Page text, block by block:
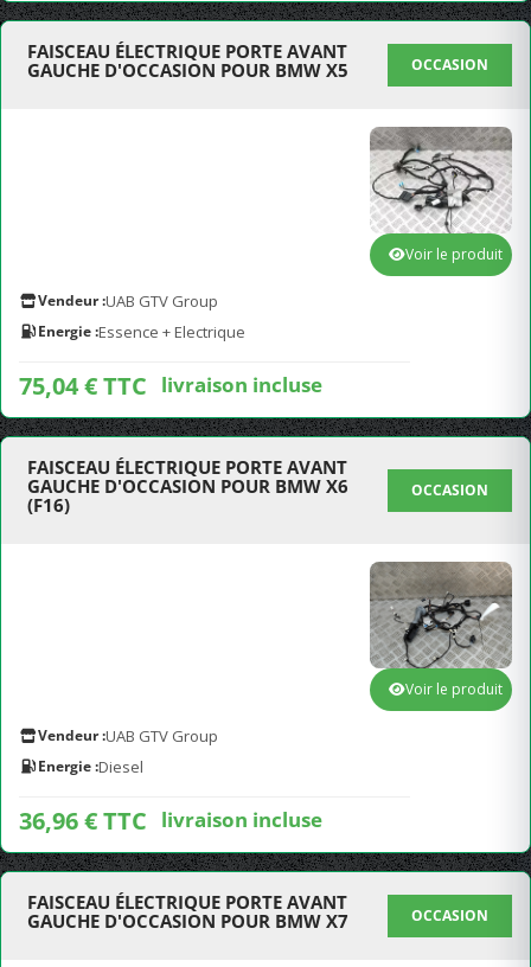
FAISCEAU ÉLECTRIQUE PORTE AVANT
GAUCHE D'OCCASION POUR BMW X5
OCCASION
Vendeur :UAB GTV Group
Energie :Essence + Electrique
75,04 € TTC livraison incluse
Voir le produit
FAISCEAU ÉLECTRIQUE PORTE AVANT
GAUCHE D'OCCASION POUR BMW X6
(F16)
OCCASION
Vendeur :UAB GTV Group
Energie :Diesel
36,96 € TTC livraison incluse
Voir le produit
FAISCEAU ÉLECTRIQUE PORTE AVANT
GAUCHE D'OCCASION POUR BMW X7
OCCASION